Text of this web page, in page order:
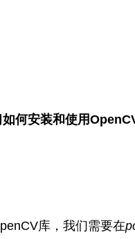
如何安装和使用
库，我们需要在